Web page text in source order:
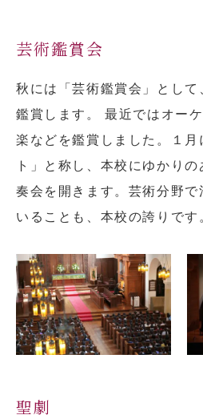
芸術鑑賞会
秋には「芸術鑑賞会」として
鑑賞します。 最近ではオー
楽などを鑑賞しました。１月
ト」と称し、本校にゆかり
奏会を開きます。芸術分野で
いることも、本校の誇りです
聖劇